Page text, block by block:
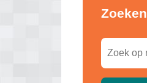
Zoeken